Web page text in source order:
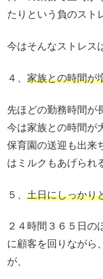
たりという負のスト
今はそんなストレス
４、 家族との時間が
先ほどの勤務時間が
今は家族との時間が
保育園の送迎も出来
はミルクもあげられ
５、 土日にしっかり
２４時間３６５日の
に顧客を回りながら
が、